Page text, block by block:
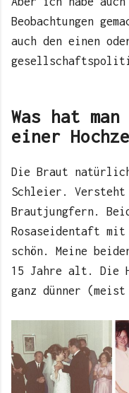
Beobachtungen
auch den einen
Was hat
einer
Die Braut
Schleier. Versteht
Brautjungfern.
Rosaseidentaft mit
schön. Meine
15 Jahre alt. Die
ganz dünner